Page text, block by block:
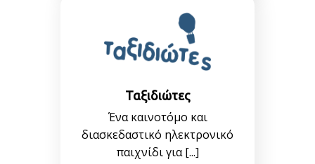
Ταξιδιώτες
Ένα καινοτόμο και
διασκεδαστικό ηλεκτρονικό
παιχνίδι για [...]